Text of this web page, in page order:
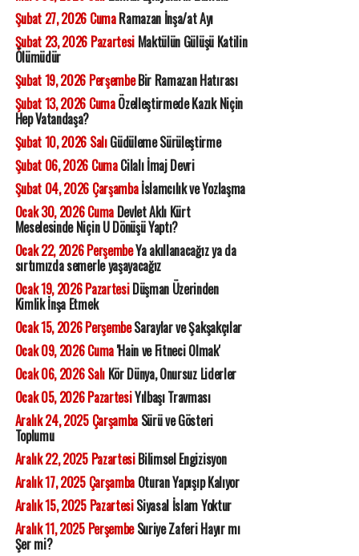
Şubat 27, 2026 CumaRamazan İnşa/at Ayı
Şubat 23, 2026 PazartesiMaktülün Gülüşü Katilin
Ölümüdür
Şubat 19, 2026 PerşembeBir Ramazan Hatırası
Şubat 13, 2026 CumaÖzelleştirmede Kazık Niçin
Hep Vatandaşa?
Şubat 10, 2026 SalıGüdüleme Sürüleştirme
Şubat 06, 2026 CumaCilalı İmaj Devri
Şubat 04, 2026 Çarşambaİslamcılık ve Yozlaşma
Ocak 30, 2026 CumaDevlet Aklı Kürt
Meselesinde Niçin U Dönüşü Yaptı?
Ocak 22, 2026 PerşembeYa akıllanacağız ya da
sırtımızda semerle yaşayacağız
Ocak 19, 2026 PazartesiDüşman Üzerinden
Kimlik İnşa Etmek
Ocak 15, 2026 PerşembeSaraylar ve Şakşakçılar
Ocak 09, 2026 Cuma'Hain ve Fitneci Olmak'
Ocak 06, 2026 SalıKör Dünya, Onursuz Liderler
Ocak 05, 2026 PazartesiYılbaşı Travması
Aralık 24, 2025 ÇarşambaSürü ve Gösteri
Toplumu
Aralık 22, 2025 PazartesiBilimsel Engizisyon
Aralık 17, 2025 ÇarşambaOturan Yapışıp Kalıyor
Aralık 15, 2025 PazartesiSiyasal İslam Yoktur
Aralık 11, 2025 PerşembeSuriye Zaferi Hayır mı
Şer mi?